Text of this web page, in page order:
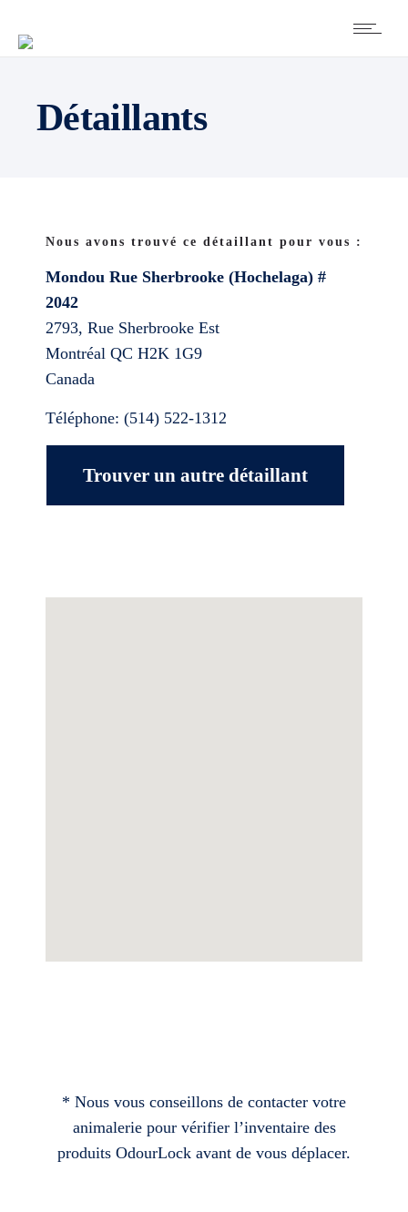
Détaillants
Nous avons trouvé ce détaillant pour vous :
Mondou Rue Sherbrooke (Hochelaga) #
2042
2793, Rue Sherbrooke Est
Montréal QC H2K 1G9
Canada
Téléphone: (514) 522-1312
Trouver un autre détaillant
* Nous vous conseillons de contacter votre
animalerie pour vérifier l’inventaire des
produits OdourLock avant de vous déplacer.